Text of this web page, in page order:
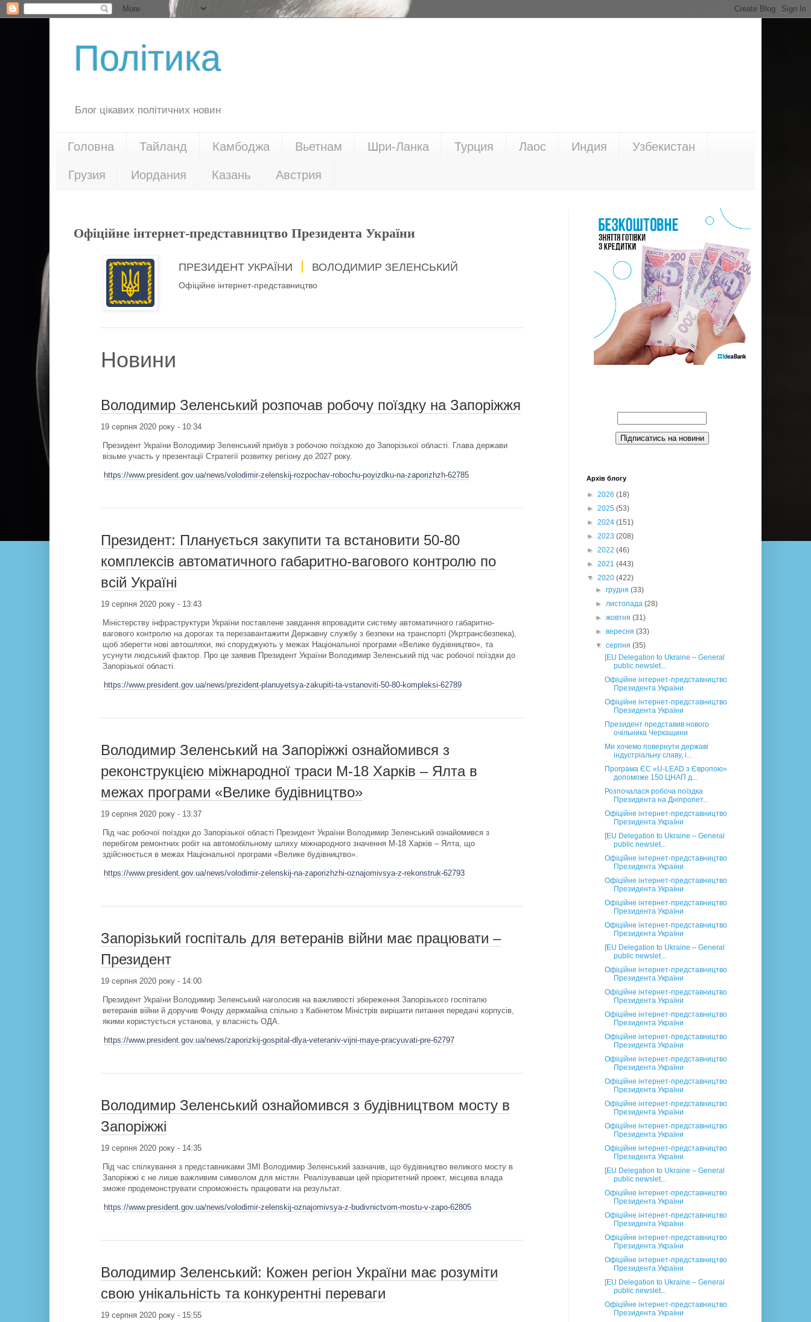
Політика
Блог цікавих політичних новин
Головна Тайланд Камбоджа Вьетнам Шри-Ланка Турция Лаос Индия Узбекистан
Грузия Иордания Казань Австрия
Офіційне інтернет-представництво Президента України
ПРЕЗИДЕНТ УКРАЇНИ ВОЛОДИМИР ЗЕЛЕНСЬКИЙ
Офіційне інтернет-представництво
Новини
Володимир Зеленський розпочав робочу поїздку на Запоріжжя
19 серпня 2020 року - 10:34
Президент України Володимир Зеленський прибув з робочою поїздкою до Запорізької області. Глава держави
візьме участь у презентації Стратегії розвитку регіону до 2027 року.
https://www.president.gov.ua/news/volodimir-zelenskij-rozpochav-robochu-poyizdku-na-zaporizhzh-62785
Президент: Планується закупити та встановити 50-80
комплексів автоматичного габаритно-вагового контролю по
всій Україні
19 серпня 2020 року - 13:43
Міністерству інфраструктури України поставлене завдання впровадити систему автоматичного габаритно-
вагового контролю на дорогах та перезавантажити Державну службу з безпеки на транспорті (Укртрансбезпека),
щоб зберегти нові автошляхи, які споруджують у межах Національної програми «Велике будівництво», та
усунути людський фактор. Про це заявив Президент України Володимир Зеленський під час робочої поїздки до
Запорізької області.
https://www.president.gov.ua/news/prezident-planuyetsya-zakupiti-ta-vstanoviti-50-80-kompleksi-62789
Володимир Зеленський на Запоріжжі ознайомився з
реконструкцією міжнародної траси М-18 Харків – Ялта в
межах програми «Велике будівництво»
19 серпня 2020 року - 13:37
Під час робочої поїздки до Запорізької області Президент України Володимир Зеленський ознайомився з
перебігом ремонтних робіт на автомобільному шляху міжнародного значення М-18 Харків – Ялта, що
здійснюється в межах Національної програми «Велике будівництво».
https://www.president.gov.ua/news/volodimir-zelenskij-na-zaporizhzhi-oznajomivsya-z-rekonstruk-62793
Запорізький госпіталь для ветеранів війни має працювати –
Президент
19 серпня 2020 року - 14:00
Президент України Володимир Зеленський наголосив на важливості збереження Запорізького госпіталю
ветеранів війни й доручив Фонду держмайна спільно з Кабінетом Міністрів вирішити питання передачі корпусів,
якими користується установа, у власність ОДА.
https://www.president.gov.ua/news/zaporizkij-gospital-dlya-veteraniv-vijni-maye-pracyuvati-pre-62797
Володимир Зеленський ознайомився з будівництвом мосту в
Запоріжжі
19 серпня 2020 року - 14:35
Під час спілкування з представниками ЗМІ Володимир Зеленський зазначив, що будівництво великого мосту в
Запоріжжі є не лише важливим символом для містян. Реалізувавши цей пріоритетний проект, місцева влада
зможе продемонструвати спроможність працювати на результат.
https://www.president.gov.ua/news/volodimir-zelenskij-oznajomivsya-z-budivnictvom-mostu-v-zapo-62805
Володимир Зеленський: Кожен регіон України має розуміти
свою унікальність та конкурентні переваги
19 серпня 2020 року - 15:55
Архів блогу
► 2026 (18)
► 2025 (53)
► 2024 (151)
► 2023 (208)
► 2022 (46)
► 2021 (443)
▼ 2020 (422)
►грудня(33)
►листопада(28)
►жовтня(31)
►вересня(33)
▼серпня(35)
[EU Delegation to Ukraine – General
public newslet...
Офіційне інтернет-представництво
Президента України
Офіційне інтернет-представництво
Президента України
Президент представив нового
очільника Черкащини
Ми хочемо повернути державі
індустріальну славу, і...
Програма ЄС «U-LEAD з Європою»
допоможе 150 ЦНАП д...
Розпочалася робоча поїздка
Президента на Дніпропет...
Офіційне інтернет-представництво
Президента України
[EU Delegation to Ukraine – General
public newslet...
Офіційне інтернет-представництво
Президента України
Офіційне інтернет-представництво
Президента України
Офіційне інтернет-представництво
Президента України
Офіційне інтернет-представництво
Президента України
[EU Delegation to Ukraine – General
public newslet...
Офіційне інтернет-представництво
Президента України
Офіційне інтернет-представництво
Президента України
Офіційне інтернет-представництво
Президента України
Офіційне інтернет-представництво
Президента України
Офіційне інтернет-представництво
Президента України
Офіційне інтернет-представництво
Президента України
Офіційне інтернет-представництво
Президента України
Офіційне інтернет-представництво
Президента України
Офіційне інтернет-представництво
Президента України
[EU Delegation to Ukraine – General
public newslet...
Офіційне інтернет-представництво
Президента України
Офіційне інтернет-представництво
Президента України
Офіційне інтернет-представництво
Президента України
Офіційне інтернет-представництво
Президента України
[EU Delegation to Ukraine – General
public newslet...
Офіційне інтернет-представництво
Президента України